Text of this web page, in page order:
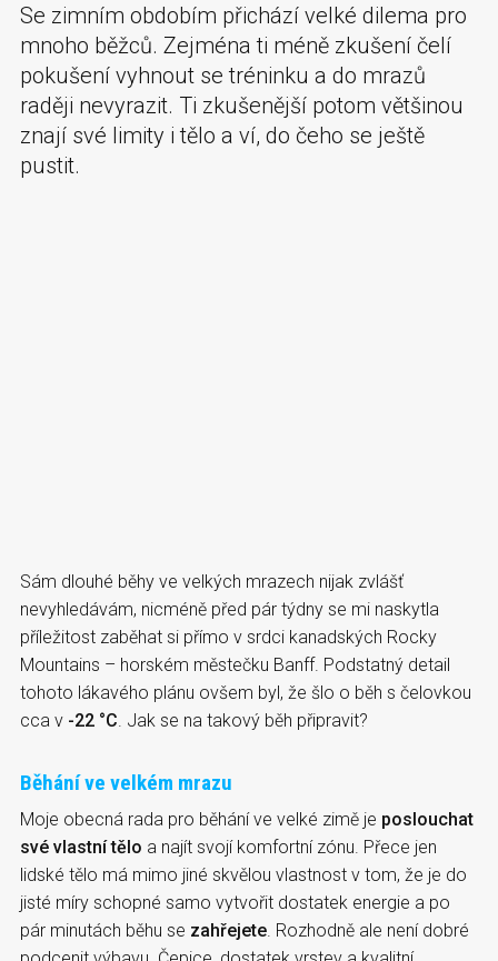
Se zimním obdobím přichází velké dilema pro
mnoho běžců. Zejména ti méně zkušení čelí
pokušení vyhnout se tréninku a do mrazů
raději nevyrazit. Ti zkušenější potom většinou
znají své limity i tělo a ví, do čeho se ještě
pustit.
Sám dlouhé běhy ve velkých mrazech nijak zvlášť
nevyhledávám, nicméně před pár týdny se mi naskytla
příležitost zaběhat si přímo v srdci kanadských Rocky
Mountains – horském městečku Banff. Podstatný detail
tohoto lákavého plánu ovšem byl, že šlo o běh s čelovkou
cca v -22 °C . Jak se na takový běh připravit?
Běhání ve velkém mrazu
Moje obecná rada pro běhání ve velké zimě je poslouchat
své vlastní tělo a najít svojí komfortní zónu. Přece jen
lidské tělo má mimo jiné skvělou vlastnost v tom, že je do
jisté míry schopné samo vytvořit dostatek energie a po
pár minutách běhu se zahřejete . Rozhodně ale není dobré